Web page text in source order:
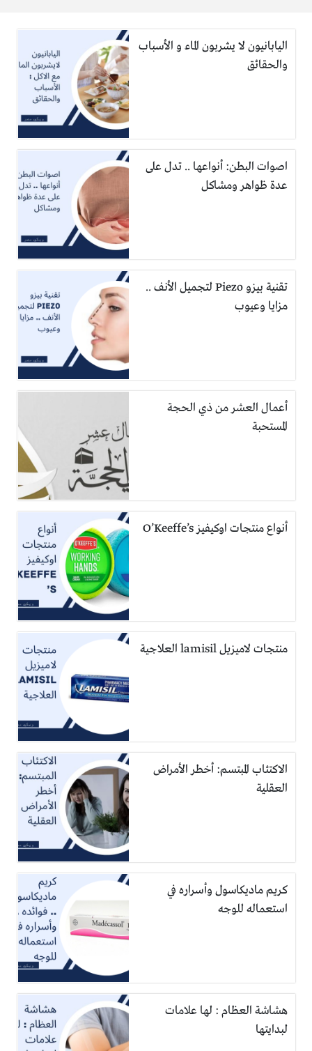
اليابانيون لا يشربون الماء و الأسباب
والحقائق
اصوات البطن: أنواعها .. تدل على
عدة ظواهر ومشاكل
تقنية بيزو Piezo لتجميل الأنف ..
مزايا وعيوب
أعمال العشر من ذي الحجة
المستحبة
أنواع منتجات اوكيفيز O’Keeffe’s
منتجات لاميزيل lamisil العلاجية
الاكتئاب المبتسم: أخطر الأمراض
العقلية
كريم ماديكاسول وأسراره في
استعماله للوجه
هشاشة العظام : لها علامات
لبدايتها